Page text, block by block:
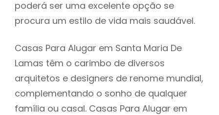
poderá ser uma excelente opção se
procura um estilo de vida mais saudável.
Casas Para Alugar em Santa Maria De
Lamas têm o carimbo de diversos
arquitetos e designers de renome mundial,
complementando o sonho de qualquer
família ou casal. Casas Para Alugar em